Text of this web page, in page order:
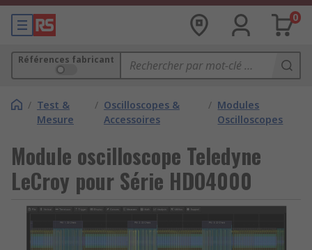
0
Références fabricant
/ Test &
Mesure
/ Oscilloscopes &
Accessoires
/ Modules
Oscilloscopes
Module oscilloscope Teledyne
LeCroy pour Série HDO4000